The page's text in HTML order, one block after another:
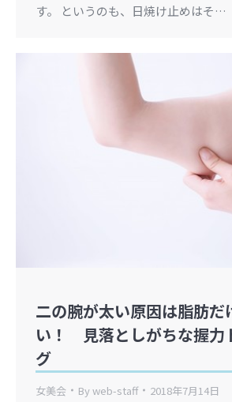
す。 というのも、日焼け止めはそ…
二の腕が太い原因は脂肪だ
い！ 見落としがちな握力
グ
女美会 Byweb-staff 2018年7月14日